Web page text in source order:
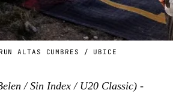
ALTAS CUMBRES / UBICE
/ Sin Index / U20 Classic) -